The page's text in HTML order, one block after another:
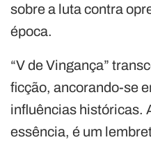
sobre a luta contra
época.
“V de Vingança”
ficção, ancorando-se
influências históricas.
essência, é um